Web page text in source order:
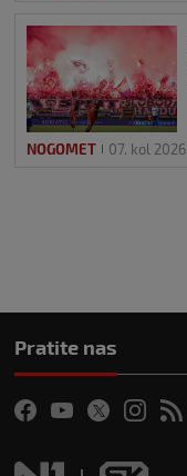
NOGOMET 07. kol 2026
Pratite nas